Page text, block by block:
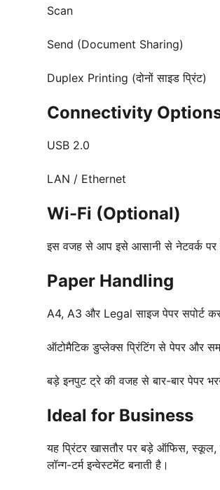
Scan
Send (Document Sharing)
Duplex Printing (दोनों साइड प्रिंट)
Connectivity
USB 2.0
LAN / Ethernet
Wi-Fi (Optional)
इस वजह से आप इसे आसानी से नेटवर्क
Paper Handling
A4, A3 और Legal साइज पेपर सपोर्ट
ऑटोमैटिक डुप्लेक्स प्रिंटिंग से पेपर और
बड़े इनपुट ट्रे की वजह से बार-बार पेपर
Ideal for Business
यह प्रिंटर खासतौर पर बड़े ऑफिस, स्कूल,
लॉन्ग-टर्म इन्वेस्टमेंट बनाती है।